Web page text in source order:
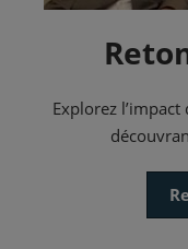
Explorez